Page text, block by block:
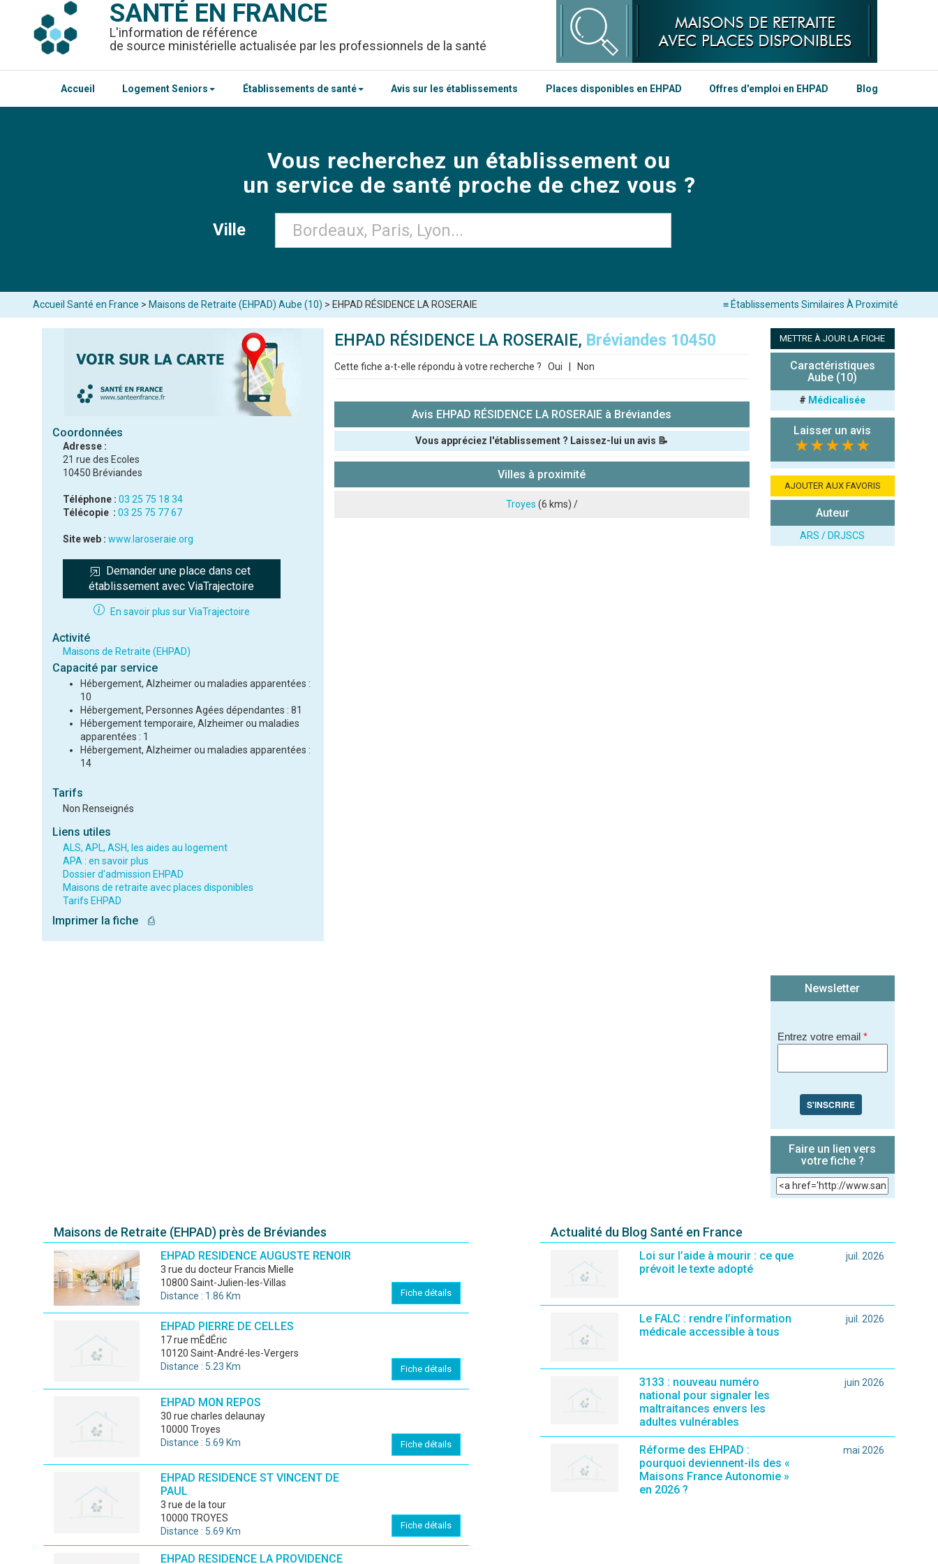
SANTÉ EN FRANCE
L'information de référence
de source ministérielle actualisée par les professionnels de la santé
Accueil Logement Seniors Établissements de santé Avis sur les établissements Places disponibles en EHPAD Offres d'emploi en EHPAD Blog
Vous recherchez un établissement ou
un service de santé proche de chez vous ?
Ville
≡ Établissements Similaires À Proximité
Accueil Santé en France > Maisons de Retraite (EHPAD) Aube (10) > EHPAD RÉSIDENCE LA ROSERAIE
Coordonnées
Adresse :
21 rue des Ecoles
10450 Bréviandes
Téléphone : 03 25 75 18 34
Télécopie : 03 25 75 77 67
Site web : www.laroseraie.org
Demander une place dans cet
établissement avec ViaTrajectoire
En savoir plus sur ViaTrajectoire
Activité
Maisons de Retraite (EHPAD)
Capacité par service
Hébergement, Alzheimer ou maladies apparentées :
10
Hébergement, Personnes Agées dépendantes : 81
Hébergement temporaire, Alzheimer ou maladies
apparentées : 1
Hébergement, Alzheimer ou maladies apparentées :
14
Tarifs
Non Renseignés
Liens utiles
ALS, APL, ASH, les aides au logement
APA : en savoir plus
Dossier d'admission EHPAD
Maisons de retraite avec places disponibles
Tarifs EHPAD
Imprimer la fiche ⎙
EHPAD RÉSIDENCE LA ROSERAIE, Bréviandes 10450
Cette fiche a-t-elle répondu à votre recherche ? Oui Non
Avis EHPAD RÉSIDENCE LA ROSERAIE à Bréviandes
Vous appréciez l'établissement ? Laissez-lui un avis 📝
Villes à proximité
Troyes (6 kms) /
METTRE À JOUR LA FICHE
Caractéristiques
Aube (10)
# Médicalisée
Laisser un avis
★★★★★
AJOUTER AUX FAVORIS
Auteur
ARS / DRJSCS
Newsletter
Entrez votre email *
S'INSCRIRE
Faire un lien vers
votre fiche ?
Maisons de Retraite (EHPAD) près de Bréviandes
EHPAD RESIDENCE AUGUSTE RENOIR
3 rue du docteur Francis Mielle
10800 Saint-Julien-les-Villas
Distance : 1.86 Km
Fiche détails
EHPAD PIERRE DE CELLES
17 rue mÉdÉric
10120 Saint-André-les-Vergers
Distance : 5.23 Km
Fiche détails
EHPAD MON REPOS
30 rue charles delaunay
10000 Troyes
Distance : 5.69 Km
Fiche détails
EHPAD RESIDENCE ST VINCENT DE
PAUL
3 rue de la tour
10000 TROYES
Distance : 5.69 Km
Fiche détails
EHPAD RESIDENCE LA PROVIDENCE
Actualité du Blog Santé en France
Loi sur l’aide à mourir : ce que
prévoit le texte adopté
juil. 2026
Le FALC : rendre l’information
médicale accessible à tous
juil. 2026
3133 : nouveau numéro
national pour signaler les
maltraitances envers les
adultes vulnérables
juin 2026
Réforme des EHPAD :
pourquoi deviennent-ils des «
Maisons France Autonomie »
en 2026 ?
mai 2026